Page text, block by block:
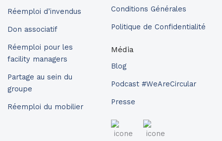
Réemploi d’invendus
Don associatif
Réemploi pour les
facility managers
Partage au sein du
groupe
Réemploi du mobilier
Conditions Générales
Politique de Confidentialité
Média
Blog
Podcast #WeAreCircular
Presse